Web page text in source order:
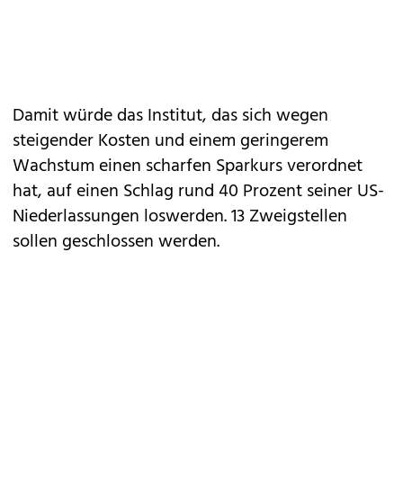
Damit würde das Institut, das sich wegen
steigender Kosten und einem geringerem
Wachstum einen scharfen Sparkurs verordnet
hat, auf einen Schlag rund 40 Prozent seiner US-
Niederlassungen loswerden. 13 Zweigstellen
sollen geschlossen werden.